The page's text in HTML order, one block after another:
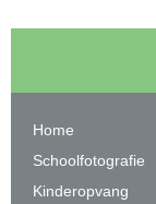
Home
Schoolfotografie
Kinderopvang